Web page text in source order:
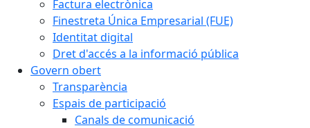
Factura electrònica
Finestreta Única Empresarial (FUE)
Identitat digital
Dret d'accés a la informació pública
Govern obert
Transparència
Espais de participació
Canals de comunicació